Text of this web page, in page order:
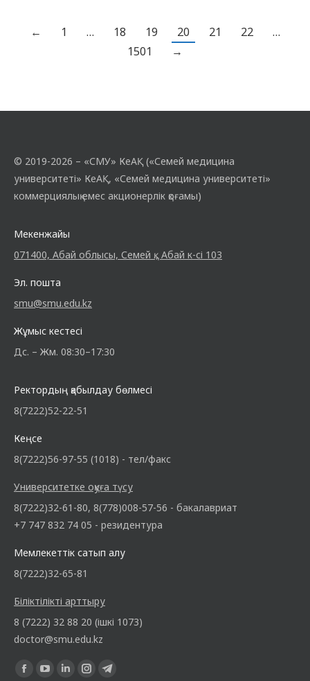
← 1 … 18 19 20 21 22
…
1501
→
© 2019-2026 – «СМУ» КеАҚ («Семей медицина
университеті» КеАҚ, «Семей медицина университеті»
коммерциялық емес акционерлік қоғамы)
Мекенжайы
071400, Абай облысы, Семей қ., Абай к-сі 103
Эл. пошта
smu@smu.edu.kz
Жұмыс кестесі
Дс. – Жм. 08:30–17:30
Ректордың қабылдау бөлмесі
8(7222)52-22-51
Кеңсе
8(7222)56-97-55 (1018) - тел/факс
Университетке оқуға түсу
8(7222)32-61-80, 8(778)008-57-56 - бакалавриат
+7 747 832 74 05 - резидентура
Мемлекеттік сатып алу
8(7222)32-65-81
Біліктілікті арттыру
8 (7222) 32 88 20 (ішкі 1073)
doctor@smu.edu.kz
Find us on: